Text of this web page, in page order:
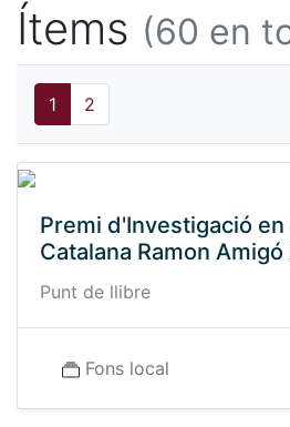
Ítems (60 en
1 2
Premi d'Investigació en
Catalana Ramon
Punt de llibre
Fons local